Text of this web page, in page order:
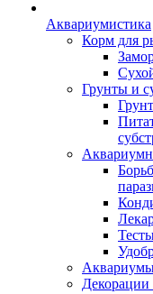
Аквариумистика
Корм для
Грунты и
Декорации